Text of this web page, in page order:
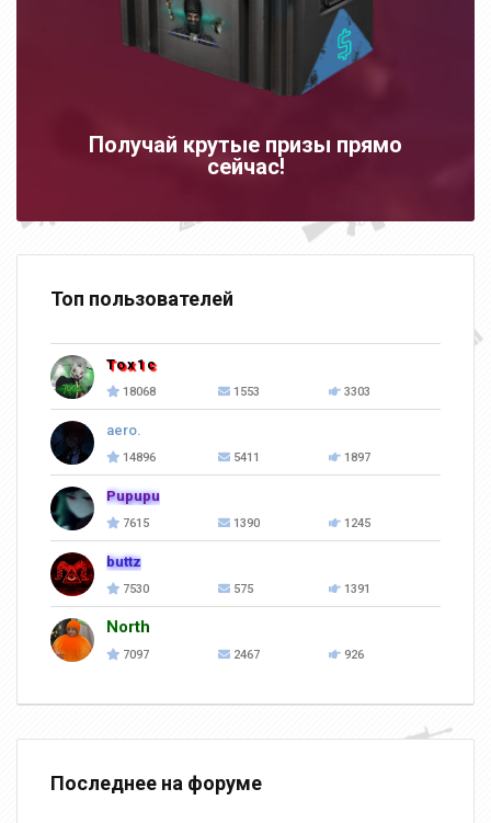
Получай крутые призы прямо
сейчас!
Топ пользователей
Tox1c
18068 1553 3303
aero.
14896 5411 1897
Pupupu
7615 1390 1245
buttz
7530 575 1391
North
7097 2467 926
Последнее на форуме